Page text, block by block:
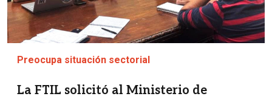
Preocupa situación sectorial
La FTIL solicitó al Ministerio de